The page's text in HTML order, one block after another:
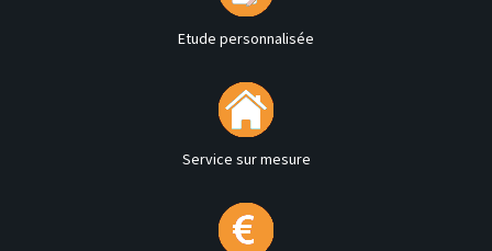
Etude personnalisée
Service sur mesure